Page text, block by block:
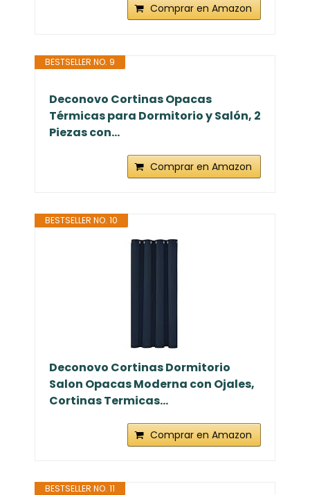
Comprar en Amazon
BESTSELLER NO. 9
Deconovo Cortinas Opacas
Térmicas para Dormitorio y Salón, 2
Piezas con...
Comprar en Amazon
BESTSELLER NO. 10
Deconovo Cortinas Dormitorio
Salon Opacas Moderna con Ojales,
Cortinas Termicas...
Comprar en Amazon
BESTSELLER NO. 11